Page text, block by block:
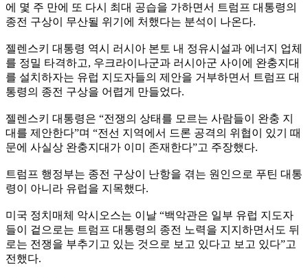
에 몇 주 만에 또 다시 최대 공습을 가하면서 트럼프 대통령의
종전 구상이 무산될 위기에 처했다는 분석이 나온다.
젤렌스키 대통령 역시 러시아 본토 내 정유시설과 에너지 업체
를 정밀 타격하고, 우크라이나군과 러시아군 사이에 완충지대
를 설치하자는 유럽 지도자들의 제안을 거부하면서 트럼프 대
통령의 종전 구상을 어렵게 만들었다.
젤렌스키 대통령은 “전쟁의 상태를 모르는 사람들이 완충 지
대를 제안한다”며 “전선 지역에서 드론 공격의 위협이 있기 때
문에 사실상 완충지대가 이미 존재한다”고 주장했다.
트럼프 행정부는 종전 구상이 난항을 겪는 원인으로 푸틴 대통
령이 아니라 유럽을 지목했다.
미국 정치매체 악시오스는 이날 “백악관은 일부 유럽 지도자
들이 겉으로는 트럼프 대통령의 종전 노력을 지지하면서도 뒤
로는 전쟁을 부추기고 있는 것으로 보고 있다고 보고 있다”고
전했다.